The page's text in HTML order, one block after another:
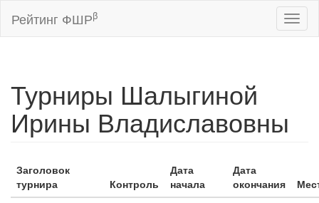
Рейтинг ФШРβ
Турниры Шалыгиной
Ирины Владиславовны
Заголовок
турнира
Контроль
Дата
начала
Дата
окончания